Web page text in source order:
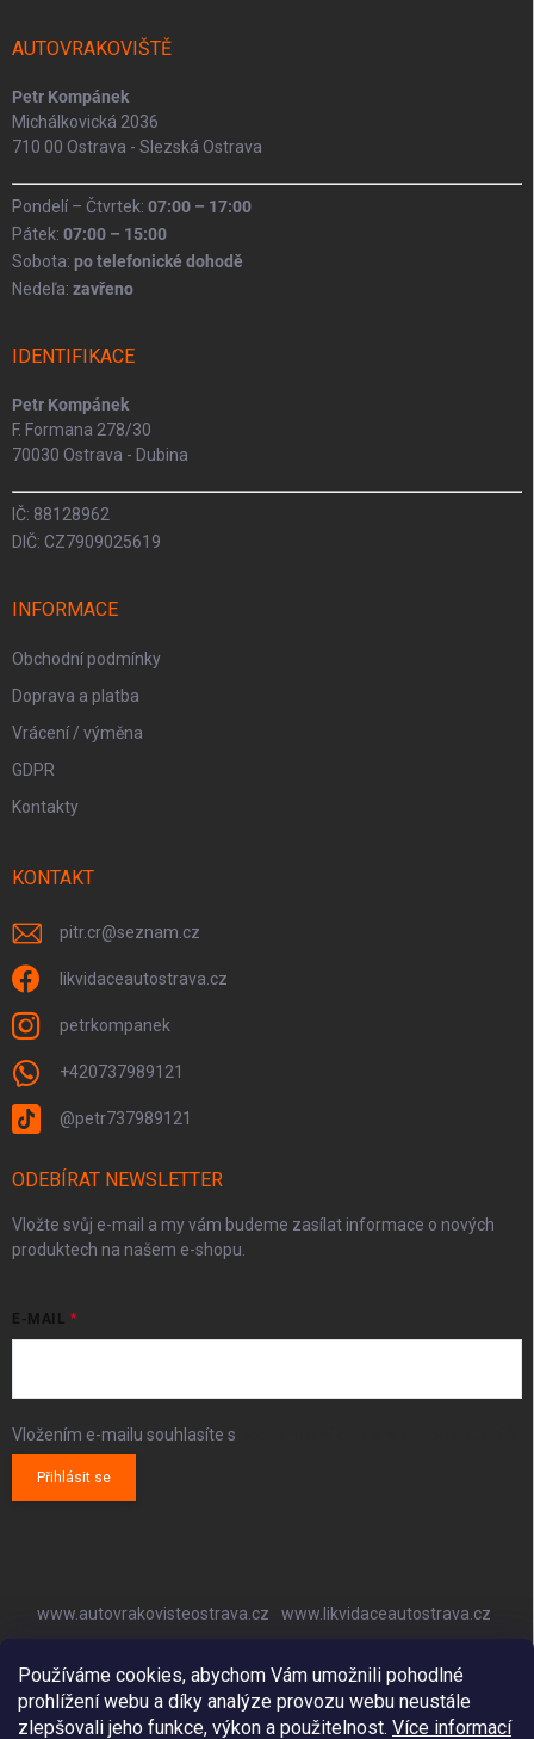
Používáme cookies, abychom Vám umožnili pohodlné
prohlížení webu a díky analýze provozu webu neustále
zlepšovali jeho funkce, výkon a použitelnost. Více informací
AUTOVRAKOVIŠTĚ
Petr Kompánek
Michálkovická 2036
710 00 Ostrava - Slezská Ostrava
Pondelí – Čtvrtek: 07:00 – 17:00
Pátek: 07:00 – 15:00
Sobota: po telefonické dohodě
Nedeľa: zavřeno
IDENTIFIKACE
Petr Kompánek
F. Formana 278/30
70030 Ostrava - Dubina
IČ: 88128962
DIČ: CZ7909025619
INFORMACE
Obchodní podmínky
Doprava a platba
Vrácení / výměna
GDPR
Kontakty
KONTAKT
pitr.cr@seznam.cz
likvidaceautostrava.cz
petrkompanek
+420737989121
@petr737989121
ODEBÍRAT NEWSLETTER
Vložte svůj e-mail a my vám budeme zasílat informace o nových
produktech na našem e-shopu.
E-MAIL
Vložením e-mailu souhlasíte s
Přihlásit se
www.autovrakovisteostrava.cz
www.likvidaceautostrava.cz